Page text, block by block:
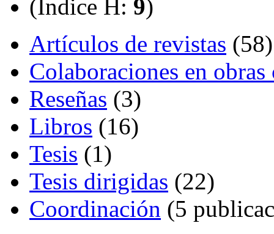
(Índice H: 9)
Artículos de revistas (58)
Colaboraciones en
Reseñas (3)
Libros (16)
Tesis (1)
Tesis dirigidas (22)
Coordinación (5